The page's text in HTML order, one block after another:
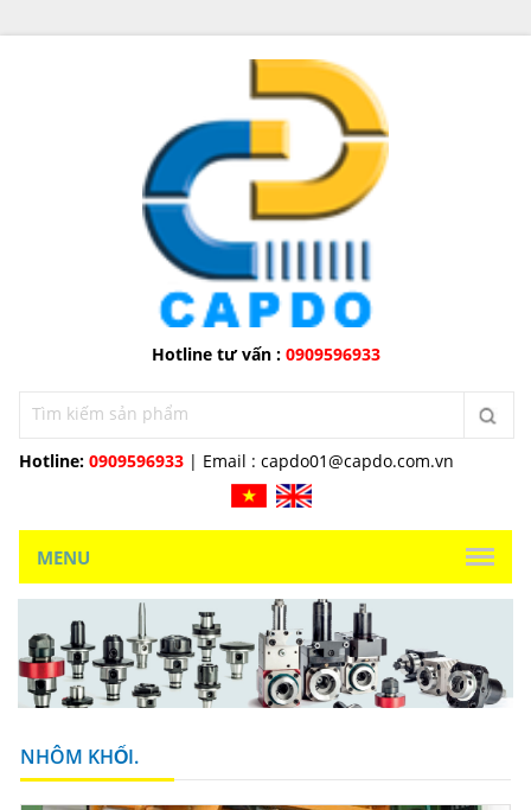
Hotline tư vấn : 0909596933
Hotline: 0909596933 | Email : capdo01@capdo.com.vn
MENU
NHÔM KHỐI.